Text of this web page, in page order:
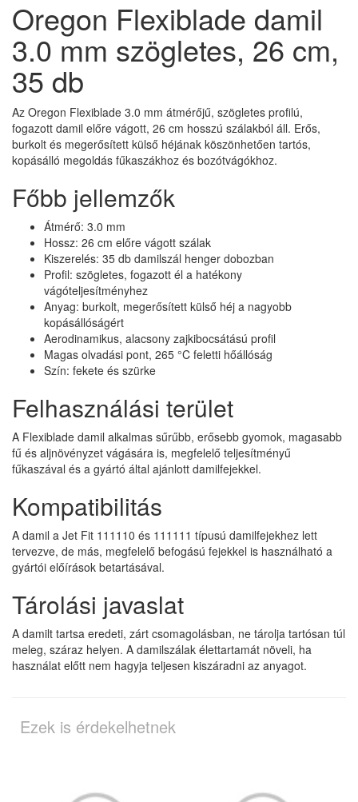
Oregon Flexiblade damil
3.0 mm szögletes, 26 cm,
35 db
Az Oregon Flexiblade 3.0 mm átmérőjű, szögletes profilú,
fogazott damil előre vágott, 26 cm hosszú szálakból áll. Erős,
burkolt és megerősített külső héjának köszönhetően tartós,
kopásálló megoldás fűkaszákhoz és bozótvágókhoz.
Főbb jellemzők
Átmérő: 3.0 mm
Hossz: 26 cm előre vágott szálak
Kiszerelés: 35 db damilszál henger dobozban
Profil: szögletes, fogazott él a hatékony
vágóteljesítményhez
Anyag: burkolt, megerősített külső héj a nagyobb
kopásállóságért
Aerodinamikus, alacsony zajkibocsátású profil
Magas olvadási pont, 265 °C feletti hőállóság
Szín: fekete és szürke
Felhasználási terület
A Flexiblade damil alkalmas sűrűbb, erősebb gyomok, magasabb
fű és aljnövényzet vágására is, megfelelő teljesítményű
fűkaszával és a gyártó által ajánlott damilfejekkel.
Kompatibilitás
A damil a Jet Fit 111110 és 111111 típusú damilfejekhez lett
tervezve, de más, megfelelő befogású fejekkel is használható a
gyártói előírások betartásával.
Tárolási javaslat
A damilt tartsa eredeti, zárt csomagolásban, ne tárolja tartósan túl
meleg, száraz helyen. A damilszálak élettartamát növeli, ha
használat előtt nem hagyja teljesen kiszáradni az anyagot.
Ezek is érdekelhetnek